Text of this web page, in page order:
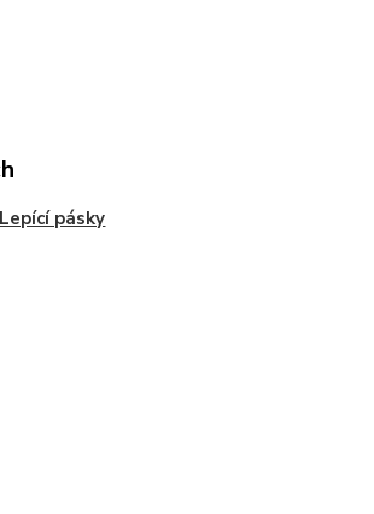
Lepící pásky